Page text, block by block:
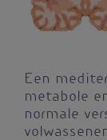
Een
metabole
normale